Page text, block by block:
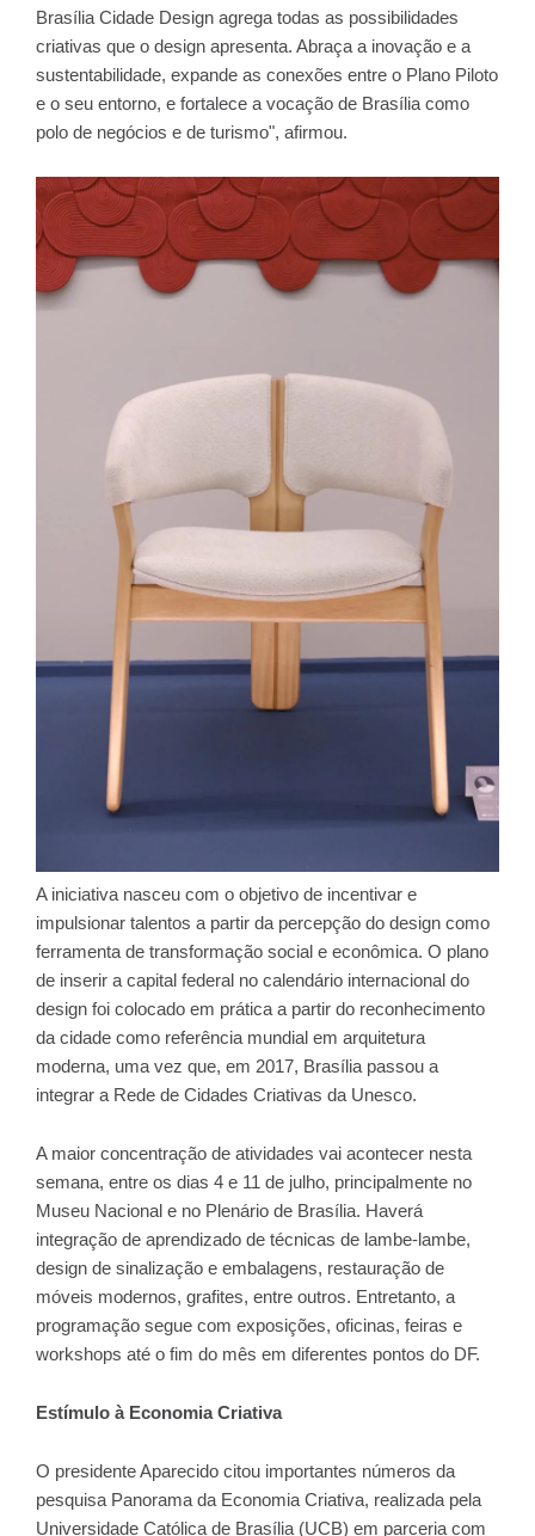
Brasília Cidade Design agrega todas as possibilidades
criativas que o design apresenta. Abraça a inovação e a
sustentabilidade, expande as conexões entre o Plano Piloto
e o seu entorno, e fortalece a vocação de Brasília como
polo de negócios e de turismo", afirmou.
A iniciativa nasceu com o objetivo de incentivar e
impulsionar talentos a partir da percepção do design como
ferramenta de transformação social e econômica. O plano
de inserir a capital federal no calendário internacional do
design foi colocado em prática a partir do reconhecimento
da cidade como referência mundial em arquitetura
moderna, uma vez que, em 2017, Brasília passou a
integrar a Rede de Cidades Criativas da Unesco.
A maior concentração de atividades vai acontecer nesta
semana, entre os dias 4 e 11 de julho, principalmente no
Museu Nacional e no Plenário de Brasília. Haverá
integração de aprendizado de técnicas de lambe-lambe,
design de sinalização e embalagens, restauração de
móveis modernos, grafites, entre outros. Entretanto, a
programação segue com exposições, oficinas, feiras e
workshops até o fim do mês em diferentes pontos do DF.
Estímulo à Economia Criativa
O presidente Aparecido citou importantes números da
pesquisa Panorama da Economia Criativa, realizada pela
Universidade Católica de Brasília (UCB) em parceria com